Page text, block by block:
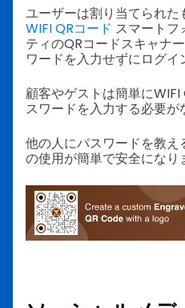
ユーザーは割り当てられ
WIFI QRコード スマートフ
ティのQRコードスキャナ
ワードを入力せずにログイ
顧客やゲストは簡単に
スワードを入力する必要が
他の人にパスワードを教
の使用が簡単で安全になり